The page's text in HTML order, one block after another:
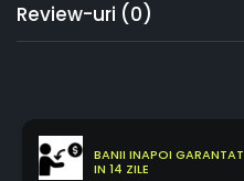
Review-uri (0)
BANII INAPOI GARANTAT
IN 14 ZILE